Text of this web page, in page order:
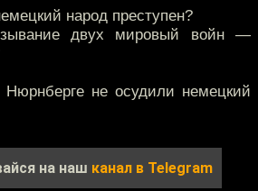
народ преступен?
двух мировый войн —
не осудили немецкий
на наш канал в Telegram